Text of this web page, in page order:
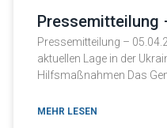
Pressemitteilung
Pressemitteilung –
aktuellen Lage in der
Hilfsmaßnahmen Das
MEHR LESEN